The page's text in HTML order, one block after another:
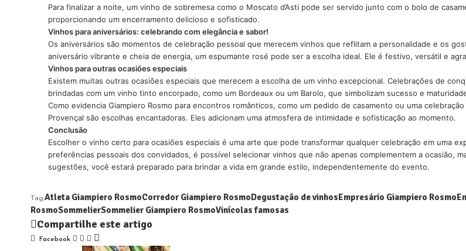
Para finalizar a noite, um vinho de sobremesa como o Moscato d’Asti pode ser servido junto com o bolo de
proporcionando um encerramento delicioso e sofisticado.
Vinhos para aniversários: celebrando com elegância e sabor!
Os aniversários são momentos de celebração pessoal que merecem vinhos que reflitam a personalidade e os
aniversário vibrante e cheia de energia, um espumante rosé pode ser a escolha ideal. Ele é festivo, versátil e
Vinhos para outras ocasiões especiais
Existem muitas outras ocasiões especiais que merecem a escolha de um vinho excepcional. Celebrações de
brindadas com um vinho tinto encorpado, como um Bordeaux ou um Barolo, que simbolizam sucesso e
Como evidencia Giampiero Rosmo para encontros românticos, como um pedido de casamento ou uma
Provençal são escolhas encantadoras. Eles adicionam uma atmosfera de intimidade e sofisticação ao momento.
Conclusão
Escolher o vinho certo para ocasiões especiais é uma arte que pode transformar qualquer celebração em uma
preferências pessoais dos convidados, é possível selecionar vinhos que não apenas complementem a ocasião,
sugestões, você estará preparado para brindar a vida em grande estilo, independentemente do evento.
Tag:Atleta Giampiero RosmoCorredor Giampiero RosmoDegustação de vinhosEmpresário Giampiero Rosmo
RosmoSommelierSommelier Giampiero RosmoVinícolas famosas
Compartilhe este artigo
Facebook